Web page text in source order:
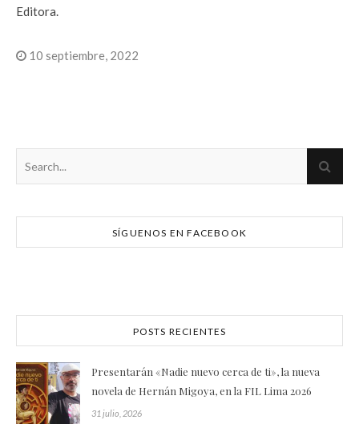
Editora.
10 septiembre, 2022
SÍGUENOS EN FACEBOOK
POSTS RECIENTES
Presentarán «Nadie nuevo cerca de ti», la nueva
novela de Hernán Migoya, en la FIL Lima 2026
31 julio, 2026